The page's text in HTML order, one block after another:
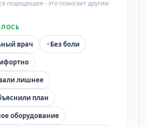
подходящее - это помогает другим
врач +Без боли
лишнее
план
оборудование